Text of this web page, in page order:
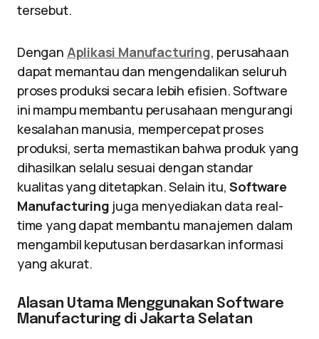
tersebut.
Dengan Aplikasi Manufacturing, perusahaan
dapat memantau dan mengendalikan seluruh
proses produksi secara lebih efisien. Software
ini mampu membantu perusahaan mengurangi
kesalahan manusia, mempercepat proses
produksi, serta memastikan bahwa produk yang
dihasilkan selalu sesuai dengan standar
kualitas yang ditetapkan. Selain itu,Software
Manufacturing juga menyediakan data real-
time yang dapat membantu manajemen dalam
mengambil keputusan berdasarkan informasi
yang akurat.
Alasan Utama Menggunakan Software
Manufacturing di Jakarta Selatan